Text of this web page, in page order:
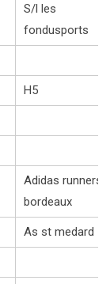
S/l les
fondusports
H5
Adidas runners
bordeaux
As st medard